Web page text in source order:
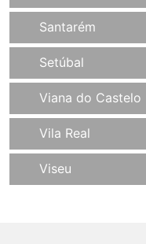
Santarém
Setúbal
Viana do Castelo
Vila Real
Viseu